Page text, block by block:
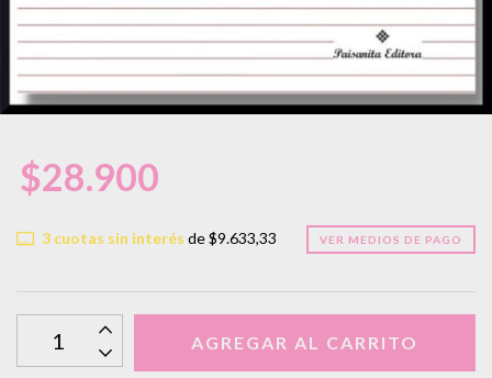
$28.900
3cuotas sin interés de$9.633,33 VER MEDIOS DE PAGO